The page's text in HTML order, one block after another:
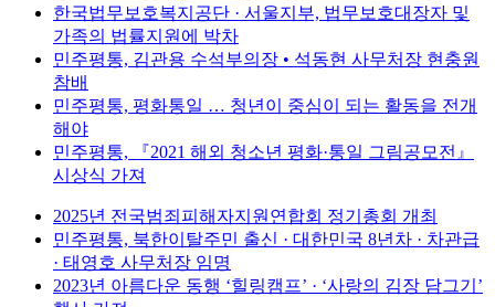
한국법무보호복지공단 · 서울지부, 법무보호대장자 및
가족의 법률지원에 박차
민주평통, 김관용 수석부의장 • 석동현 사무처장 현충원
참배
민주평통, 평화통일 … 청년이 중심이 되는 활동을 전개
해야
민주평통, 『2021 해외 청소년 평화·통일 그림공모전』
시상식 가져
2025년 전국범죄피해자지원연합회 정기총회 개최
민주평통, 북한이탈주민 출신 · 대한민국 8년차 · 차관급
· 태영호 사무처장 임명
2023년 아름다운 동행 ‘힐링캠프’ · ‘사랑의 김장 담그기’